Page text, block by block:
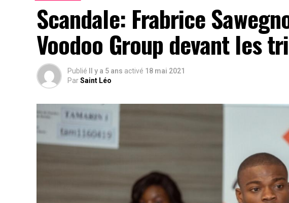
Scandale: Frabrice
Voodoo Group devant les
Publié Il y a 5 ans activé 18 mai 2021
ParSaint Léo